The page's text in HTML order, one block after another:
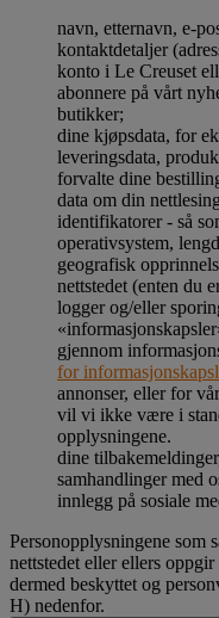
navn, etternavn, e-
kontaktdetaljer
konto i Le Creuset
abonnere på vårt
butikker;
dine kjøpsdata, for
leveringsdata,
forvalte dine
data om din
identifikatorer - så
operativsystem,
geografisk
nettstedet (enten du
logger og/eller
gjennom
for
annonser, eller for
vil vi ikke være i
opplysningene.
dine
samhandlinger med
innlegg på sosiale
Personopplysningene som
nettstedet eller ellers
dermed beskyttet og
H) nedenfor.